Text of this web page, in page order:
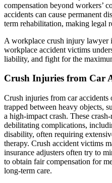
compensation beyond workers’
accidents can cause permanent
term rehabilitation, making legal
A workplace crush injury lawyer
workplace accident victims
liability, and fight for the
Crush Injuries from Car
Crush injuries from car accidents
trapped between heavy objects,
a high-impact crash. These
debilitating complications,
disability, often requiring
therapy. Crush accident victims
insurance adjusters often try to
to obtain fair compensation for
long-term care.